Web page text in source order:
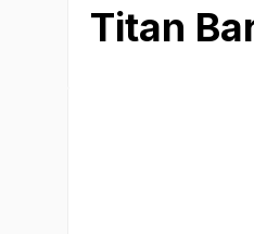
Titan